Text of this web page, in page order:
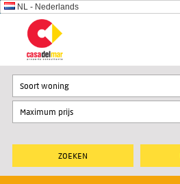
NL - Nederlands
Soort woning